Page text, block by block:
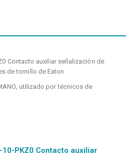
Contacto auxiliar señalización de
de tornillo de Eaton
utilizado por técnicos de
PKZ0 Contacto auxiliar